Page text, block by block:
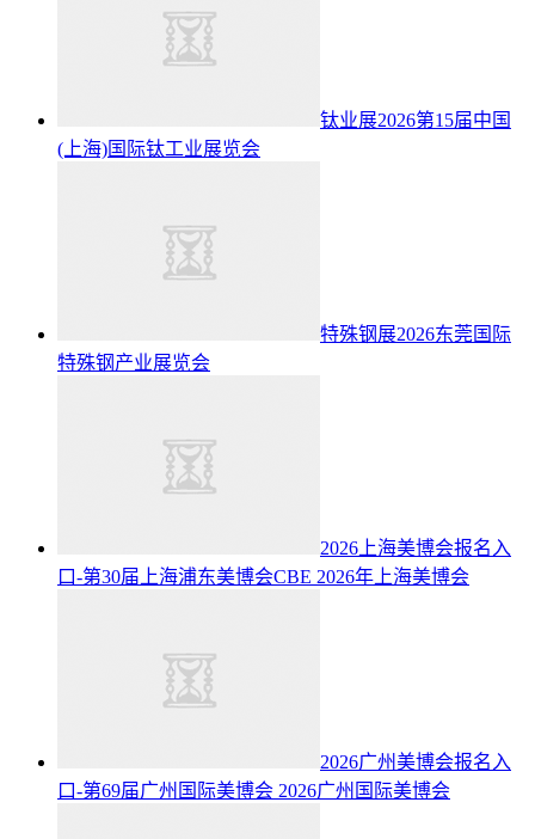
钛业展2026第15届中国
(上海)国际钛工业展览会
特殊钢展2026东莞国际
特殊钢产业展览会
2026上海美博会报名入
口-第30届上海浦东美博会CBE 2026年上海美博会
2026广州美博会报名入
口-第69届广州国际美博会 2026广州国际美博会